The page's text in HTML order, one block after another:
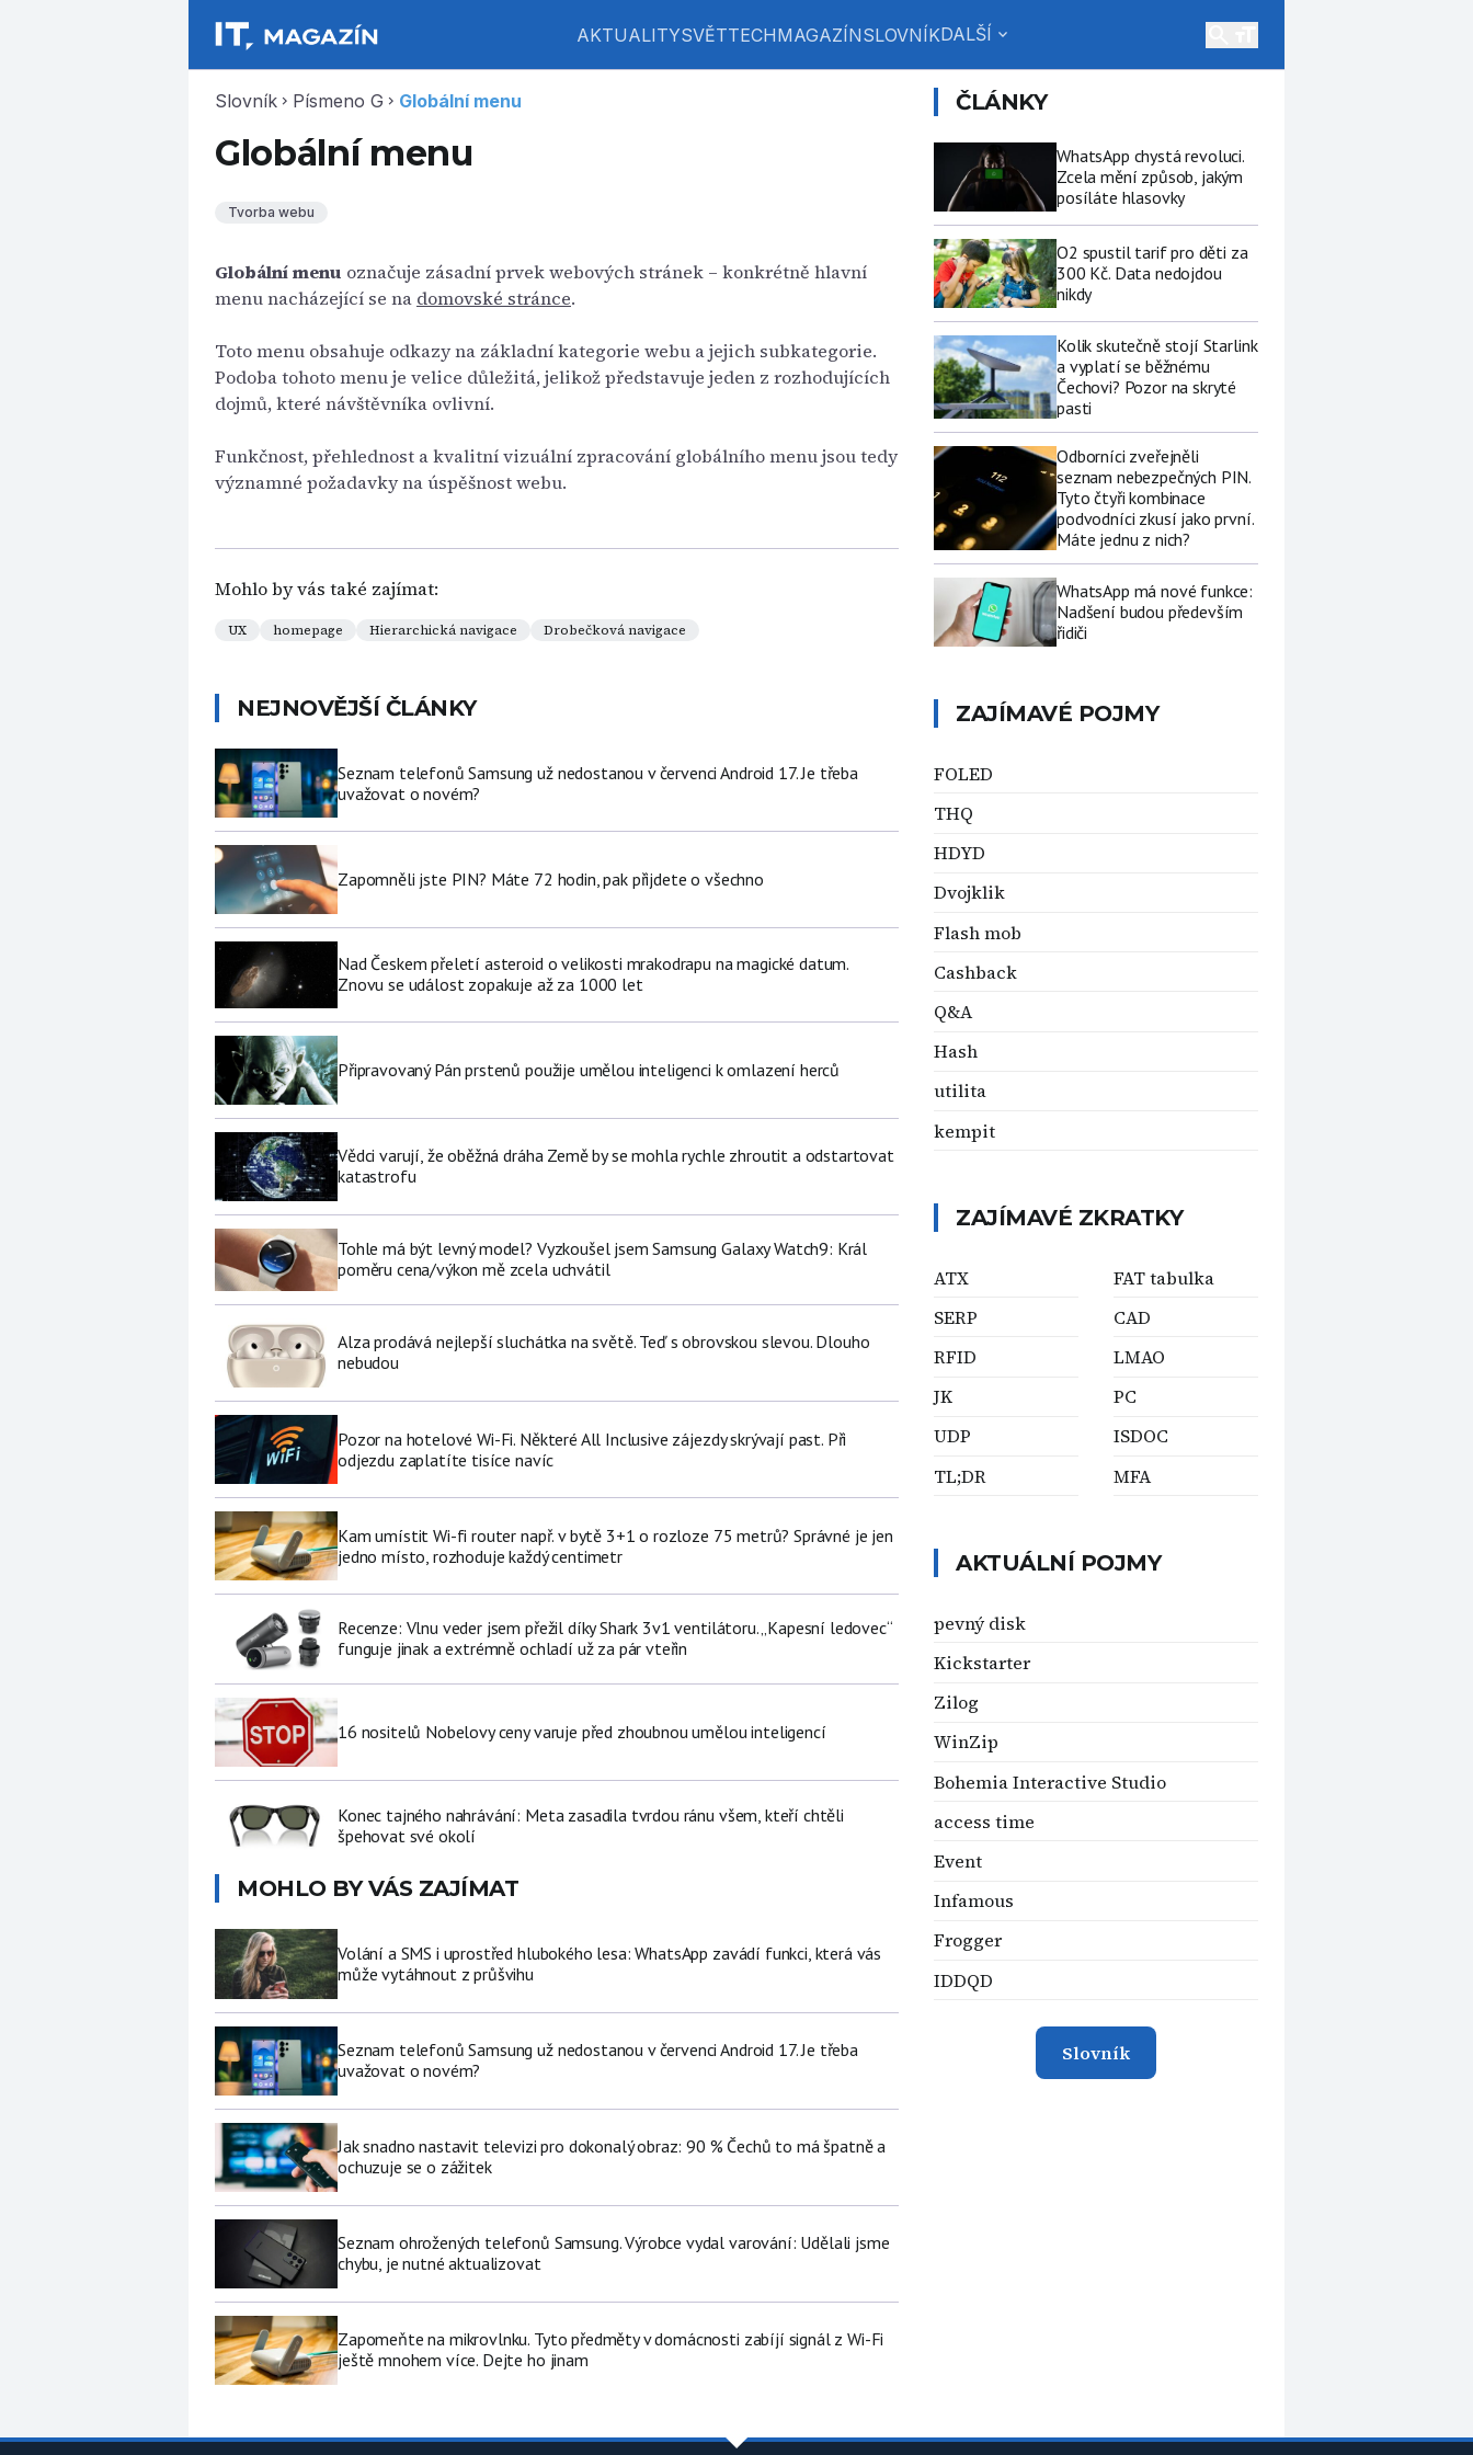
AKTUALITYSVĚTTECHMAGAZÍNSLOVNÍKDALŠÍ expand_more
Slovník chevron_right Písmeno G chevron_right Globální menu
Globální menu
Tvorba webu
Globální menu označuje zásadní prvek webových stránek – konkrétně hlavní
menu nacházející se na domovské stránce.
Toto menu obsahuje odkazy na základní kategorie webu a jejich subkategorie.
Podoba tohoto menu je velice důležitá, jelikož představuje jeden z rozhodujících
dojmů, které návštěvníka ovlivní.
Funkčnost, přehlednost a kvalitní vizuální zpracování globálního menu jsou tedy
významné požadavky na úspěšnost webu.
Mohlo by vás také zajímat:
UX homepage Hierarchická navigace Drobečková navigace
NEJNOVĚJŠÍ ČLÁNKY
Seznam telefonů Samsung už nedostanou v červenci Android 17. Je třeba
uvažovat o novém?
Zapomněli jste PIN? Máte 72 hodin, pak přijdete o všechno
Nad Českem přeletí asteroid o velikosti mrakodrapu na magické datum.
Znovu se událost zopakuje až za 1000 let
Připravovaný Pán prstenů použije umělou inteligenci k omlazení herců
Vědci varují, že oběžná dráha Země by se mohla rychle zhroutit a odstartovat
katastrofu
Tohle má být levný model? Vyzkoušel jsem Samsung Galaxy Watch9: Král
poměru cena/výkon mě zcela uchvátil
Alza prodává nejlepší sluchátka na světě. Teď s obrovskou slevou. Dlouho
nebudou
Pozor na hotelové Wi-Fi. Některé All Inclusive zájezdy skrývají past. Při
odjezdu zaplatíte tisíce navíc
Kam umístit Wi-fi router např. v bytě 3+1 o rozloze 75 metrů? Správné je jen
jedno místo, rozhoduje každý centimetr
Recenze: Vlnu veder jsem přežil díky Shark 3v1 ventilátoru. „Kapesní ledovec“
funguje jinak a extrémně ochladí už za pár vteřin
16 nositelů Nobelovy ceny varuje před zhoubnou umělou inteligencí
Konec tajného nahrávání: Meta zasadila tvrdou ránu všem, kteří chtěli
špehovat své okolí
MOHLO BY VÁS ZAJÍMAT
Volání a SMS i uprostřed hlubokého lesa: WhatsApp zavádí funkci, která vás
může vytáhnout z průšvihu
Seznam telefonů Samsung už nedostanou v červenci Android 17. Je třeba
uvažovat o novém?
Jak snadno nastavit televizi pro dokonalý obraz: 90 % Čechů to má špatně a
ochuzuje se o zážitek
Seznam ohrožených telefonů Samsung. Výrobce vydal varování: Udělali jsme
chybu, je nutné aktualizovat
Zapomeňte na mikrovlnku. Tyto předměty v domácnosti zabíjí signál z Wi-Fi
ještě mnohem více. Dejte ho jinam
ČLÁNKY
WhatsApp chystá revoluci.
Zcela mění způsob, jakým
posíláte hlasovky
O2 spustil tarif pro děti za
300 Kč. Data nedojdou
nikdy
Kolik skutečně stojí Starlink
a vyplatí se běžnému
Čechovi? Pozor na skryté
pasti
Odborníci zveřejněli
seznam nebezpečných PIN.
Tyto čtyři kombinace
podvodníci zkusí jako první.
Máte jednu z nich?
WhatsApp má nové funkce:
Nadšení budou především
řidiči
ZAJÍMAVÉ POJMY
FOLED
THQ
HDYD
Dvojklik
Flash mob
Cashback
Q&A
Hash
utilita
kempit
ZAJÍMAVÉ ZKRATKY
ATX
SERP
RFID
JK
UDP
TL;DR
FAT tabulka
CAD
LMAO
PC
ISDOC
MFA
AKTUÁLNÍ POJMY
pevný disk
Kickstarter
Zilog
WinZip
Bohemia Interactive Studio
access time
Event
Infamous
Frogger
IDDQD
Slovník